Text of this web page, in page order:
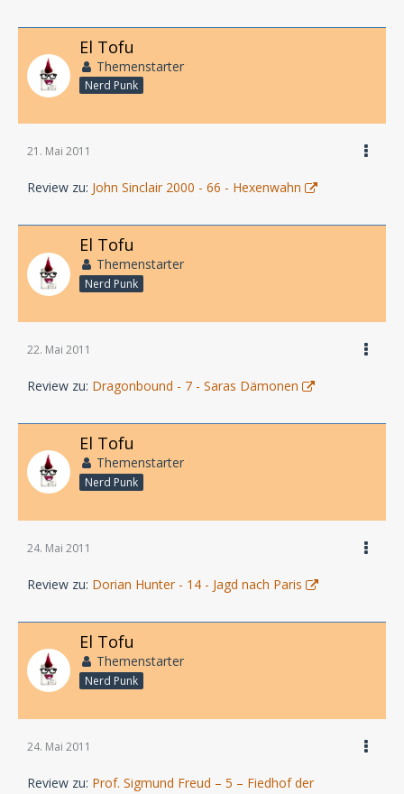
El Tofu
Themenstarter
Nerd Punk
21. Mai 2011
Review zu: John Sinclair 2000 - 66 - Hexenwahn
El Tofu
Themenstarter
Nerd Punk
22. Mai 2011
Review zu: Dragonbound - 7 - Saras Dämonen
El Tofu
Themenstarter
Nerd Punk
24. Mai 2011
Review zu: Dorian Hunter - 14 - Jagd nach Paris
El Tofu
Themenstarter
Nerd Punk
24. Mai 2011
Review zu: Prof. Sigmund Freud – 5 – Fiedhof der